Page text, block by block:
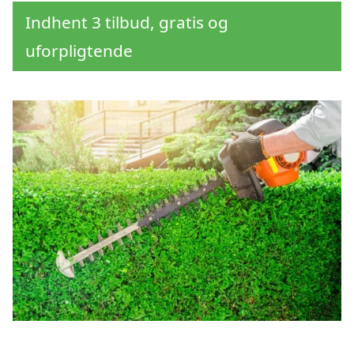
Indhent 3 tilbud, gratis og
uforpligtende